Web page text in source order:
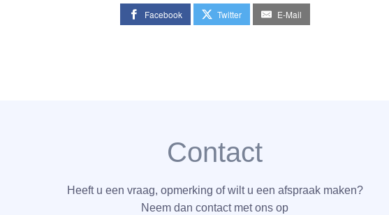
Facebook Twitter E-Mail
Contact
Heeft u een vraag, opmerking of wilt u een afspraak maken?
Neem dan contact met ons op